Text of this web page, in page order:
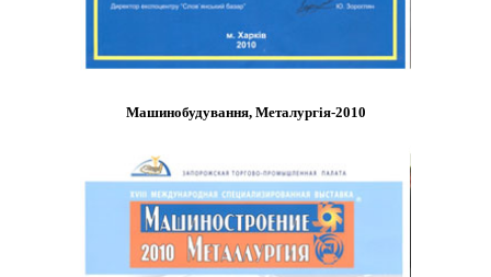
Машинобудування, Металургія-2010